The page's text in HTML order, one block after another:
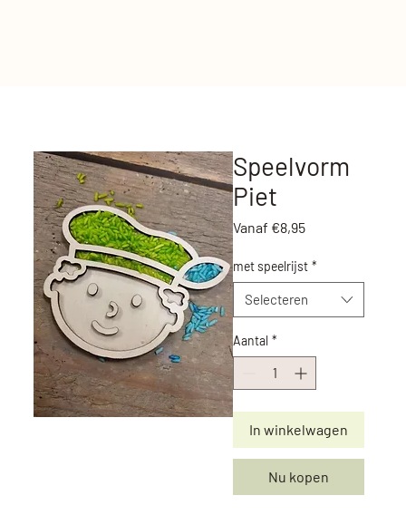
Speelvorm
Piet
Vanaf €8,95Verkoopprijs
met speelrijst *
Selecteren
Aantal *
In winkelwagen
Nu kopen